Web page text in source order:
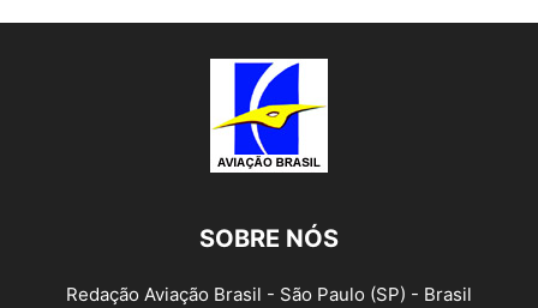
SOBRE NÓS
Redação Aviação Brasil - São Paulo (SP) - Brasil